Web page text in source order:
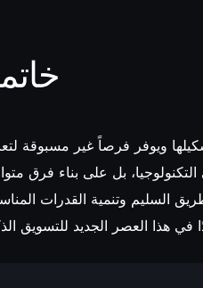
ويوفر فرصاً غير مسبوقة
بل على بناء فرق
السليم وتنمية القدرات